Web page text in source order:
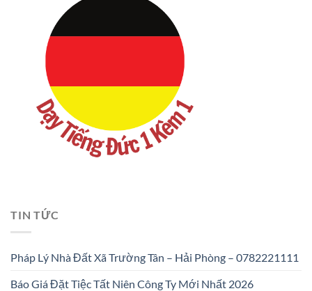
TIN TỨC
Pháp Lý Nhà Đất Xã Trường Tân – Hải Phòng – 0782221111
Báo Giá Đặt Tiệc Tất Niên Công Ty Mới Nhất 2026